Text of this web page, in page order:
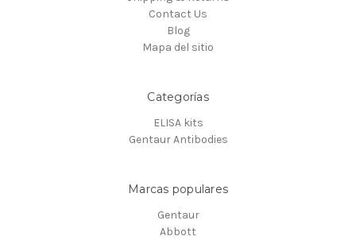
Contact Us
Blog
Mapa del sitio
Categorías
ELISA kits
Gentaur Antibodies
Marcas populares
Gentaur
Abbott